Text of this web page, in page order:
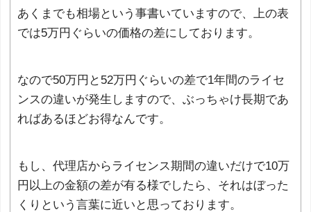
あくまでも相場という事書いていますので、上の表
では5万円ぐらいの価格の差にしております。
なので50万円と52万円ぐらいの差で1年間のライセ
ンスの違いが発生しますので、ぶっちゃけ長期であ
ればあるほどお得なんです。
もし、代理店からライセンス期間の違いだけで10万
円以上の金額の差が有る様でしたら、それはぼった
くりという言葉に近いと思っております。